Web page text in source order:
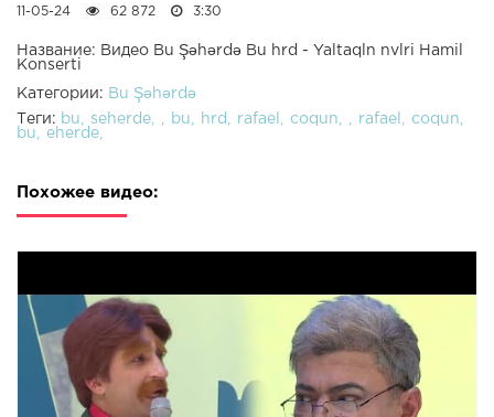
11-05-24 62 872 3:30
Название: Видео Bu Şəhərdə Bu hrd - Yaltaqln nvlri Hamil
Konserti
Категории: Bu Şəhərdə
Теги: bu seherde bu hrd rafael coqun rafael
coqun
bu
eherde
Похожее видео: